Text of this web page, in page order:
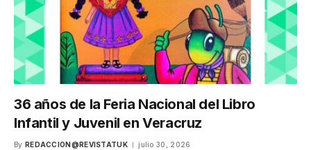
36 años de la Feria Nacional del Libro
Infantil y Juvenil en Veracruz
By REDACCION@REVISTATUK julio 30, 2026